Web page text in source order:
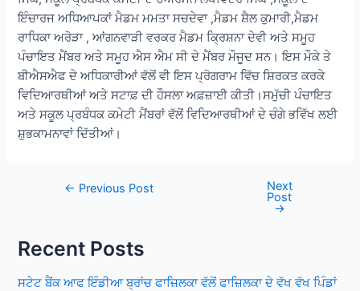
ਇੰਚਾਰਜ ਅਧਿਆਪਕਾਂ ਮੈਡਮ ਮਮਤਾ ਸਚਦੇਵਾ ,ਮੈਡਮ‌ ਸ਼ੈਲ ਕੁਮਾਰੀ,ਮੈਡਮ
ਰਾਧਿਕਾ ਅਰੋੜਾ , ਆਂਗਨਵਾੜੀ ਵਰਕਰ ਮੈਡਮ ਕ੍ਰਿਸ਼ਨਾ ਦੇਵੀ ਅਤੇ ਸਮੂਹ
ਪੰਚਾਇਤ ਮੈਂਬਰ ਅਤੇ ਸਮੂਹ ਐਸ ਐਮ ਸੀ ਦੇ ਮੈਂਬਰ ਮੌਜੂਦ ਸਨ। ਇਸ ਮੌਕੇ ਤੇ
ਬੀਐਸਐਫ ਦੇ ਅਧਿਕਾਰੀਆਂ ਵੱਲੋਂ ਵੀ ਇਸ ਪ੍ਰੋਗਰਾਮ ਵਿੱਚ ਸ਼ਿਰਕਤ ਕਰਕੇ
ਵਿਦਿਆਰਥੀਆਂ ਅਤੇ ਸਟਾਫ਼ ਦੀ ਹੌਸਲਾ ਅਫ਼ਜ਼ਾਈ ਕੀਤੀ।ਸਮੁੱਚੀ ਪੰਚਾਇਤ
ਅਤੇ ਸਕੂਲ ਪ੍ਰਬੰਧਕ ਕਮੇਟੀ ਮੈਂਬਰਾਂ ਵੱਲੋਂ ਵਿਦਿਆਰਥੀਆਂ ਦੇ ਚੰਗੇ ਭਵਿੱਖ ਲਈ
ਸ਼ੁਭਕਾਮਨਾਵਾਂ ਦਿੱਤੀਆਂ।
Post← Previous Post Next
Post
→
Recent Posts
ਸਟੇਟ ਬੈਂਕ ਆਫ ਇੰਡੀਆ ਬ੍ਰਾਂਚ ਫਾਜ਼ਿਲਕਾ ਵੱਲੋਂ ਫਾਜ਼ਿਲਕਾ ਦੇ ਵੱਖ ਵੱਖ ਪਿੰਡਾਂ